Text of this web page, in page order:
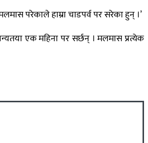
परेकाले हाम्रा चाडपर्व पर सरेका हुन् ।’
एक महिना पर सर्छन् । मलमास प्रत्येक